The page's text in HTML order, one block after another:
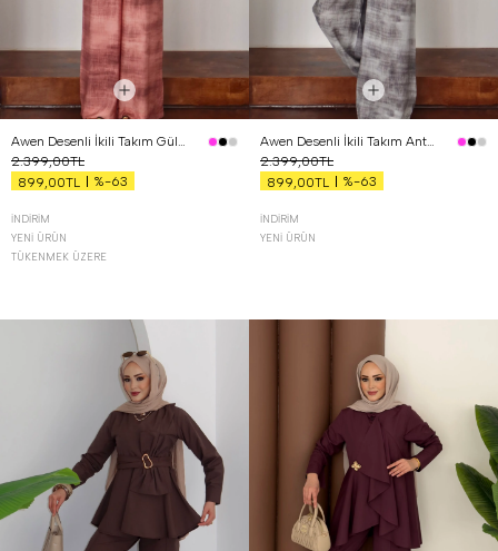
Awen Desenli İkili Takım Gül Kurusu
2.399,00TL
899,00TL
%-63
İNDIRIM
YENI ÜRÜN
TÜKENMEK ÜZERE
Awen Desenli İkili Takım Antrasit
2.399,00TL
899,00TL
%-63
İNDIRIM
YENI ÜRÜN